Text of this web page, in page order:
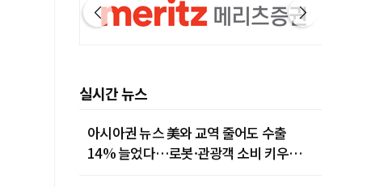
실시간 뉴스
아시아권 뉴스 美와 교역 줄어도 수출
14% 늘었다…로봇·관광객 소비 키우는